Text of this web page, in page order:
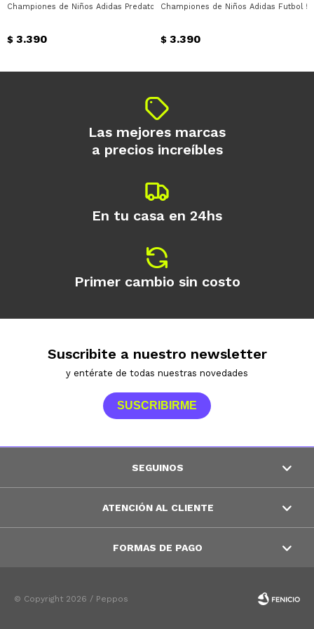
Championes de Niños Adidas Predator Club Tf Adidas - Celeste - Amarillo
$ 3.390
Championes de Niños Adidas Futbol
$ 3.390
Las mejores marcas
a precios increíbles
En tu casa en 24hs
Primer cambio sin costo
Suscribite a nuestro newsletter
y entérate de todas nuestras novedades
SUSCRIBIRME
SEGUINOS
ATENCIÓN AL CLIENTE
FORMAS DE PAGO
© Copyright 2026 / Peppos
Día Mes Año
Continuar